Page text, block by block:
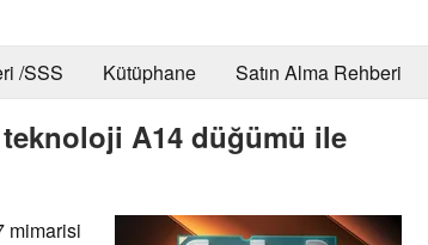
/SSS Kütüphane Satın Alma Rehberi
A14 düğümü ile
mimarisi